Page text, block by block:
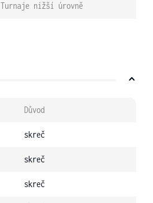
Turnaje nižší úrovně
Důvod
skreč
skreč
skreč